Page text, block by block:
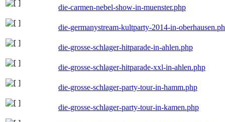
die-carmen-nebel-show-in-muenster.php
die-germanystream-kultparty-2014-in-
die-grosse-schlager-hitparade-in-ahlen.php
die-grosse-schlager-hitparade-xxl-in-ahlen.php
die-grosse-schlager-party-tour-in-hamm.php
die-grosse-schlager-party-tour-in-kamen.php